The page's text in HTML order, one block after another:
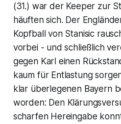
(31.) war der Keeper zur
häuften sich. Der
Kopfball von Stanisic
vorbei - und schließlich
gegen Karl einen
kaum für Entlastung
klar überlegenen Bayern
worden: Den
scharfen Hereingabe